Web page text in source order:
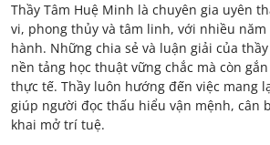
Thầy Tâm Huệ Minh là chuyên gia uyên
vi, phong thủy và tâm linh, với nhiều
hành. Những chia sẻ và luận giải của
nền tảng học thuật vững chắc mà còn
thực tế. Thầy luôn hướng đến việc mang
giúp người đọc thấu hiểu vận mệnh, cân
khai mở trí tuệ.